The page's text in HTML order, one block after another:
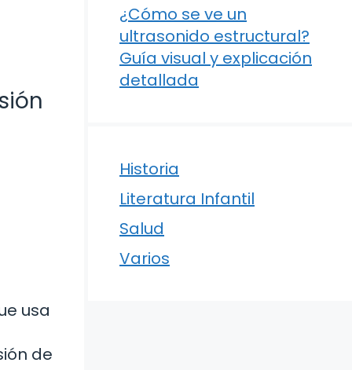
usa
de
¿Cómo se ve un
ultrasonido estructural?
Guía visual y explicación
detallada
Historia
Literatura Infantil
Salud
Varios